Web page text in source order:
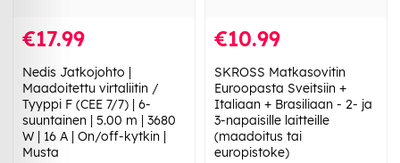
€17.99
Nedis Jatkojohto |
Maadoitettu virtaliitin /
Tyyppi F (CEE 7/7) | 6-
suuntainen | 5.00 m | 3680
W | 16 A | On/off-kytkin |
Musta
€10.99
SKROSS Matkasovitin
Euroopasta Sveitsiin +
Italiaan + Brasiliaan - 2- ja
3-napaisille laitteille
(maadoitus tai
europistoke)